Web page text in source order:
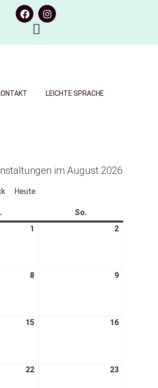
LEICHTE SPRACHE
im August 2026
Heute
So.
1 2
8 9
15 16
22 23